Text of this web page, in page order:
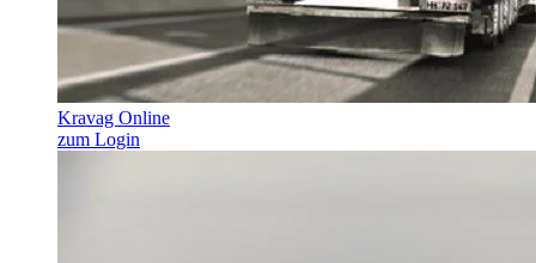
Kravag Online
zum Login